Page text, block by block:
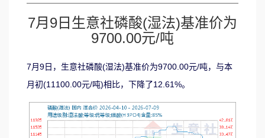
7月9日生意社磷酸(湿法)基准价为
9700.00元/吨
7月9日，生意社磷酸(湿法)基准价为9700.00元/吨，与本
月初(11100.00元/吨)相比，下降了12.61%。